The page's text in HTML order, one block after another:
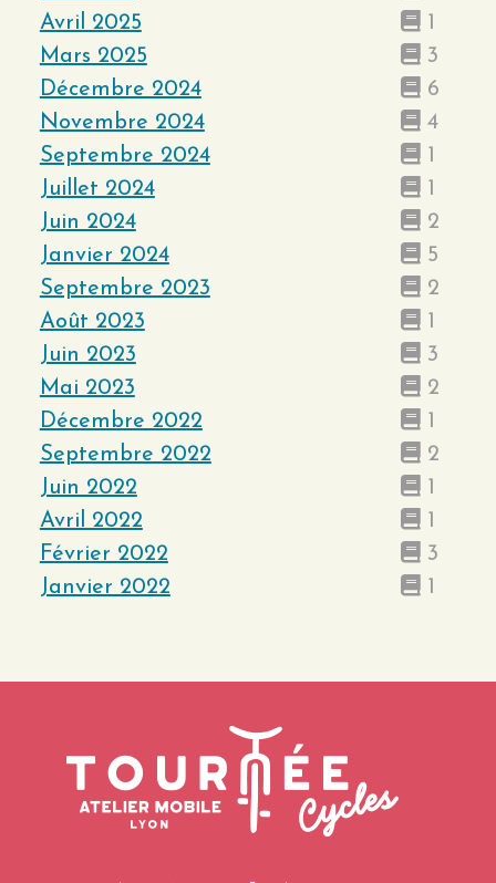
Avril 2025
1
Mars 2025
3
Décembre 2024
6
Novembre 2024
4
Septembre 2024
1
Juillet 2024
1
Juin 2024
2
Janvier 2024
5
Septembre 2023
2
Août 2023
1
Juin 2023
3
Mai 2023
2
Décembre 2022
1
Septembre 2022
2
Juin 2022
1
Avril 2022
1
Février 2022
3
Janvier 2022
1